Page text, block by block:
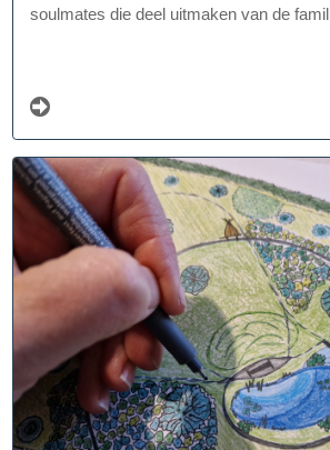
soulmates die deel uitmaken van de